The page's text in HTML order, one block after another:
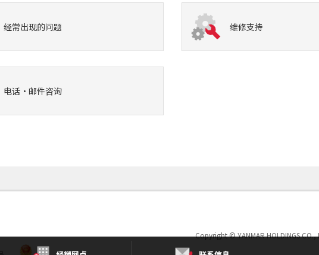
经常出现的问题 维修支持
电话·邮件咨询
Copyright © YANMAR HOLDINGS CO.,